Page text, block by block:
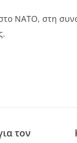
ΝΑΤΟ, στη
τον